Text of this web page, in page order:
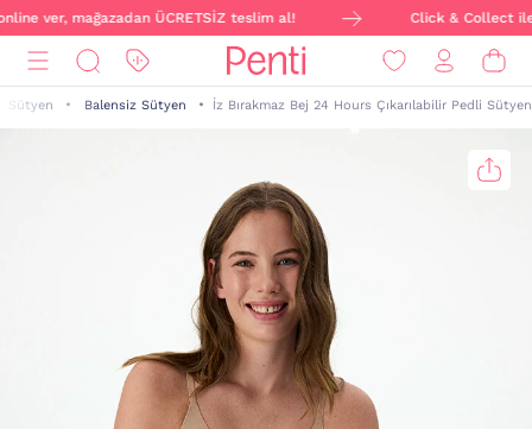
ver, mağazadan ÜCRETSİZ teslim al! Click & Collect ile
Sütyen Balensiz Sütyen İz Bırakmaz Bej 24 Hours Çıkarılabilir Pedli Sütyen